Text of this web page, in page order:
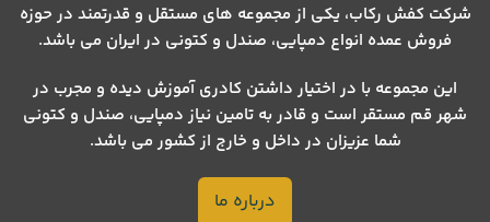
شرکت کفش رکاب، یکی از مجموعه های مستقل و قدرتمند در حوزه
فروش عمده انواع دمپایی، صندل و کتونی در ایران می باشد.
این مجموعه با در اختیار داشتن کادری آموزش دیده و مجرب در
شهر قم مستقر است و قادر به تامین نیاز دمپایی، صندل و کتونی
شما عزیزان در داخل و خارج از کشور می باشد.
درباره ما